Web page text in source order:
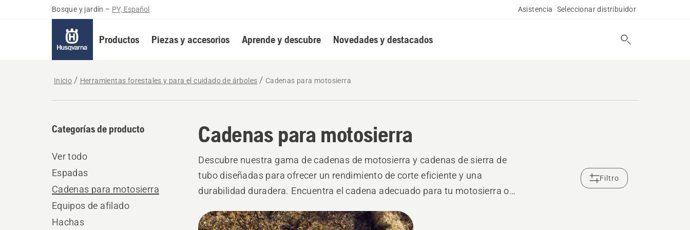
Bosque y jardín – PY, Español Asistencia Seleccionar distribuidor
Productos Piezas y accesorios Aprende y descubre Novedades y destacados
Inicio Herramientas forestales y para el cuidado de árboles Cadenas para motosierra
Cadenas para motosierra
Categorías de producto
Ver todo
Espadas
Cadenas para motosierra
Equipos de afilado
Hachas
Descubre nuestra gama de cadenas de motosierra y cadenas de sierra de
tubo diseñadas para ofrecer un rendimiento de corte eficiente y una
durabilidad duradera. Encuentra el cadena adecuado para tu motosierra o
profesionales.
Filtro
All